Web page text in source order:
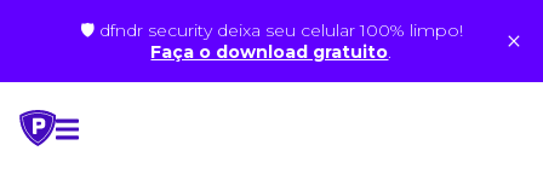
🛡 dfndr security deixa seu celular 100% limpo!
Faça o download gratuito. ×
content